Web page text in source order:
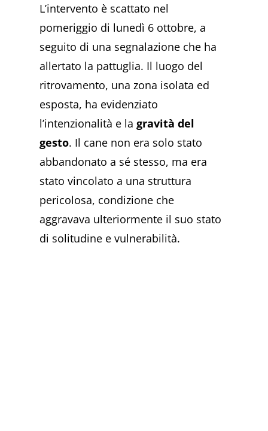
L’intervento è scattato nel
pomeriggio di lunedì 6 ottobre, a
seguito di una segnalazione che ha
allertato la pattuglia. Il luogo del
ritrovamento, una zona isolata ed
esposta, ha evidenziato
l’intenzionalità e lagravità del
gesto. Il cane non era solo stato
abbandonato a sé stesso, ma era
stato vincolato a una struttura
pericolosa, condizione che
aggravava ulteriormente il suo stato
di solitudine e vulnerabilità.